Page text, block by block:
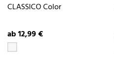
CLASSICO Color
ab 12,99 €